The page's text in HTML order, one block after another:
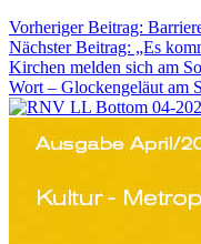
Vorheriger Beitrag:
Nächster Beitrag: „Es
Kirchen melden sich am
Wort – Glockengeläut am